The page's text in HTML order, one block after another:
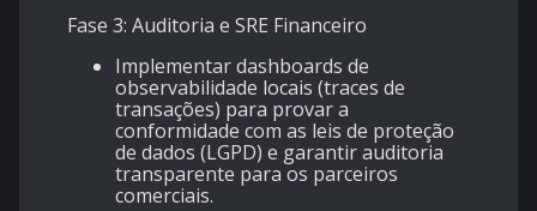
Fase 3: Auditoria e SRE Financeiro
Implementar dashboards de
observabilidade locais (traces de
transações) para provar a
conformidade com as leis de proteção
de dados (LGPD) e garantir auditoria
transparente para os parceiros
comerciais.